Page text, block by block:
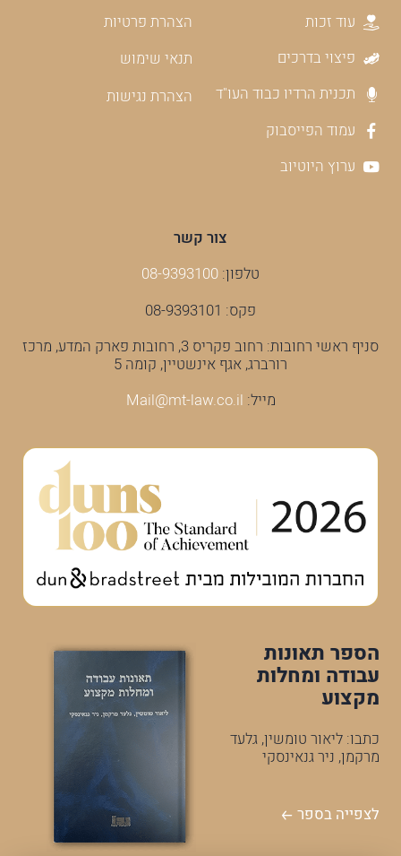
עוד זכות
פיצוי בדרכים
תכנית הרדיו כבוד העו"ד
עמוד הפייסבוק
ערוץ היוטיוב
הצהרת פרטיות
תנאי שימוש
הצהרת נגישות
צור קשר
טלפון: 08-9393100
פקס: 08-9393101
סניף ראשי רחובות: רחוב פקריס 3, רחובות פארק המדע, מרכז
רורברג, אגף אינשטיין, קומה 5
מייל: Mail@mt-law.co.il
הספר תאונות
עבודה ומחלות
מקצוע
כתבו: ליאור טומשין, גלעד
מרקמן, ניר גנאינסקי
לצפייה בספר